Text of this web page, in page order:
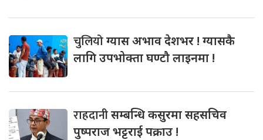
चुलियोग्यास अभाव देशभर ! ग्यासकै
लागि उपभोक्ता घण्टौ लाइनमा !
राहदानीसम्बन्धि कसुरमा सहसचिव
पुष्पराज भट्टराई पक्राउ !